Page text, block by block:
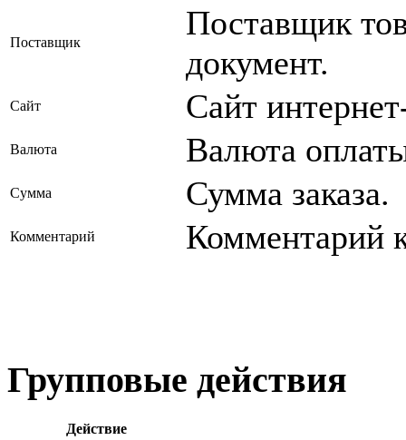
Поставщик
Поставщик
документ.
Сайт Сайт
Валюта Валюта
Сумма Сумма заказа.
Комментарий Комментарий
Групповые действия
Действие